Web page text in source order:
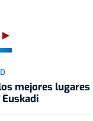
mejores lugares